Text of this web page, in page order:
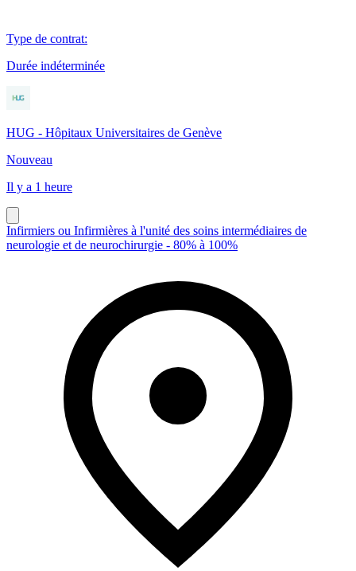
Type de contrat:
Durée indéterminée
HUG - Hôpitaux Universitaires de Genève
Nouveau
Il y a 1 heure
Infirmiers ou Infirmières à l'unité des soins intermédiaires de
neurologie et de neurochirurgie - 80% à 100%